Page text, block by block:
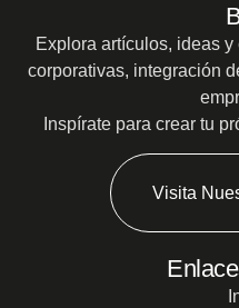
Explora artículos, ideas
corporativas, integración
Inspírate para crear tu
Visita